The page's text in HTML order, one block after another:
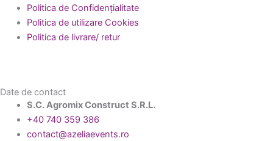
Politica de Confidențialitate
Politica de utilizare Cookies
Politica de livrare/ retur
Date de contact
S.C. Agromix Construct S.R.L.
+40 740 359 386
contact@azeliaevents.ro